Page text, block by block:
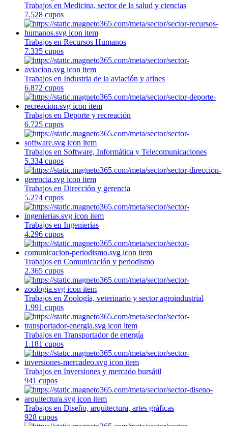
Trabajos en Medicina, sector de la salud y ciencias
7.528 cupos
Trabajos en Recursos Humanos
7.335 cupos
Trabajos en Industria de la aviación y afines
6.872 cupos
Trabajos en Deporte y recreación
6.725 cupos
Trabajos en Software, Informática y Telecomunicaciones
5.334 cupos
Trabajos en Dirección y gerencia
5.274 cupos
Trabajos en Ingenierías
4.296 cupos
Trabajos en Comunicación y periodismo
2.365 cupos
Trabajos en Zoología, veterinario y sector agroindustrial
1.991 cupos
Trabajos en Transportador de energía
1.181 cupos
Trabajos en Inversiones y mercado bursátil
941 cupos
Trabajos en Diseño, arquitectura, artes gráficas
928 cupos